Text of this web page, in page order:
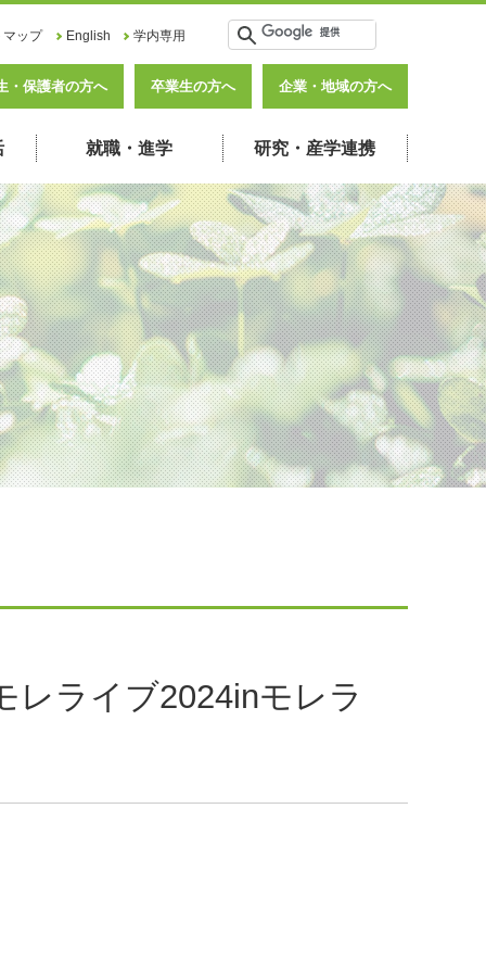
マップ English 学内専用
・保護者の方へ 卒業生の方へ 企業・地域の方へ
就職・進学 研究・産学連携
レライブ2024inモレラ